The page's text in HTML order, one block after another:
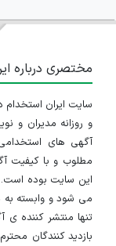
مختصری درباره
و روزانه مدیران و
آگهی های
مطلوب و با کیفیت
این سایت بوده
می شود و وابسته به
تنها منتشر کننده ی
بازدید کنندگان